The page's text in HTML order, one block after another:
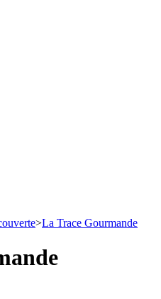
>La Trace Gourmande